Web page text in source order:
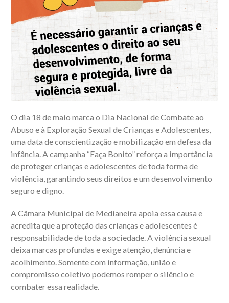
O dia 18 de maio marca o Dia Nacional de Combate ao
Abuso e à Exploração Sexual de Crianças e Adolescentes,
uma data de conscientização e mobilização em defesa da
infância. A campanha “Faça Bonito” reforça a importância
de proteger crianças e adolescentes de toda forma de
violência, garantindo seus direitos e um desenvolvimento
seguro e digno.
A Câmara Municipal de Medianeira apoia essa causa e
acredita que a proteção das crianças e adolescentes é
responsabilidade de toda a sociedade. A violência sexual
deixa marcas profundas e exige atenção, denúncia e
acolhimento. Somente com informação, união e
compromisso coletivo podemos romper o silêncio e
combater essa realidade.